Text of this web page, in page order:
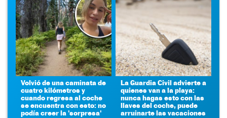
Volvió de una caminata de
cuatro kilómetros y
cuando regresa al coche
se encuentra con esto: no
podía creer la 'sorpresa'
La Guardia Civil advierte a
quienes van a la playa:
nunca hagas esto con las
llaves del coche, puede
arruinarte las vacaciones